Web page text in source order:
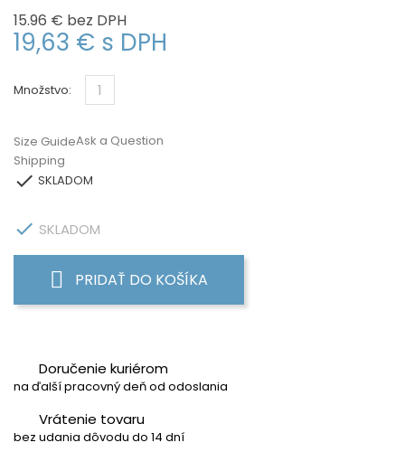
15.96 € bez DPH
19,63 € s DPH
Množstvo:
Size Guide
Shipping
Ask a Question
 SKLADOM
 SKLADOM
PRIDAŤ DO KOŠÍKA
Doručenie kuriérom
na ďalší pracovný deň od odoslania
Vrátenie tovaru
bez udania dôvodu do 14 dní